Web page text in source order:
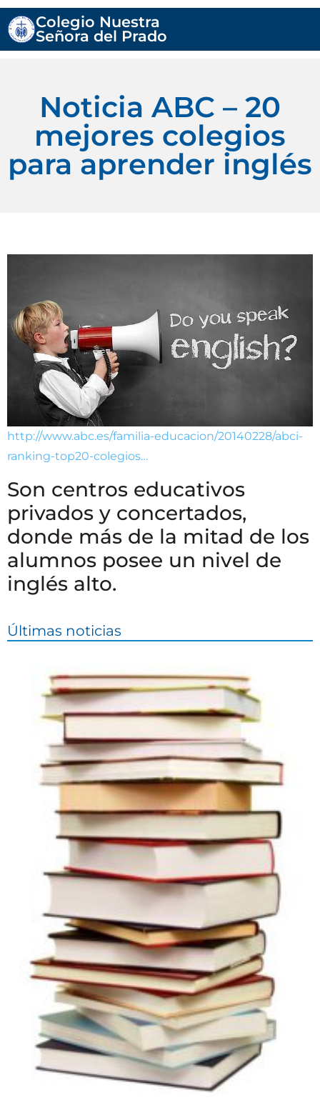
Colegio Nuestra
Señora del Prado
Noticia ABC – 20
mejores colegios
para aprender inglés
http://www.abc.es/familia-educacion/20140228/abci-
ranking-top20-colegios…
Son centros educativos
privados y concertados,
donde más de la mitad de los
alumnos posee un nivel de
inglés alto.
Últimas noticias